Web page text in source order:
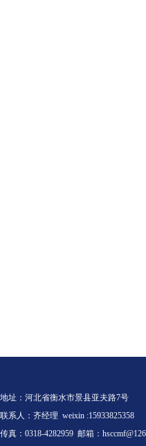
地址：河北省衡水市景县亚夫路7号
联系人：齐经理 weixin :15933825358
传真：0318-4282959 邮箱：